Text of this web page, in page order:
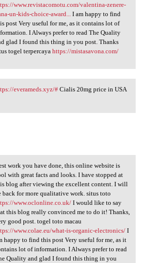
www.revistacomotu.com/valentina-zenere-
un-kids-choice-award...
I am happy to find
post Very useful for me, as it contains lot of
I Always prefer to read The Quality
glad I found this thing in you post. Thanks
togel terpercaya https://mistasavona.com/
everameds.xyz/#
everameds.xyz/#Cialis 20mg price in USA
work you have done, this
work you have done, this online website is
with great facts and looks. I have stopped at
blog after viewing the excellent content. I will
back for more qualitative work. situs toto
www.oclonline.co.uk/I would like to say
this blog really convinced me to do it! Thanks,
good post. togel toto macau
www.colae.eu/what-is-organic-electronics/I
happy to find this post Very useful for me, as it
lot of information. I Always prefer to read
Quality and glad I found this thing in you